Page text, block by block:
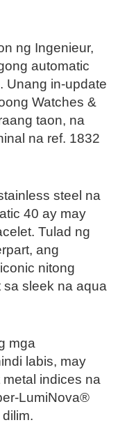
ng Ingenieur,
automatic
Unang in-update
Watches &
taon, na
na ref. 1832
steel na
40 ay may
Tulad ng
ang
nitong
sa sleek na aqua
mga
labis, may
indices na
LumiNova®